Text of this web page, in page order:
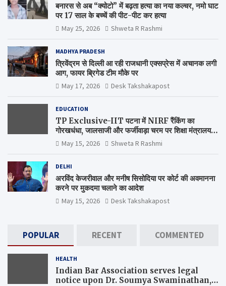
बनारस से अब “क्योटो” में बढ़ता हत्या का नया कल्चर, नमो घाट
पर 17 साल के बच्चें की पीट-पीट कर हत्या
May 25, 2026 Shweta R Rashmi
MADHYA PRADESH
त्रिवेंद्रम से दिल्ली आ रही राजधानी एक्सप्रेस में अचानक लगी
आग, फायर ब्रिगेड टीम मौके पर
May 17, 2026 Desk Takshakapost
EDUCATION
TP Exclusive-IIT पटना में NIRF रैंकिंग का
गोरखधंधा, जालसाजी और फर्जीवाड़ा चरम पर शिक्षा मंत्रालय
कब जागेगा ?
May 15, 2026 Shweta R Rashmi
DELHI
अरविंद केजरीवाल और मनीष सिसोदिया पर कोर्ट की अवमानना
करने पर मुकदमा चलाने का आदेश
May 15, 2026 Desk Takshakapost
POPULAR RECENT COMMENTED
HEALTH
Indian Bar Association serves legal
notice upon Dr. Soumya Swaminathan,